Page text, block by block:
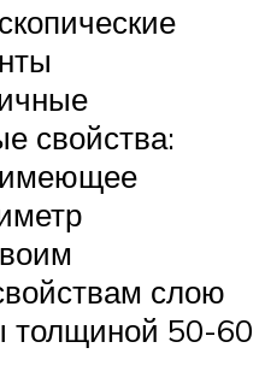
свойства:
имеющее
слою
толщиной 50-60